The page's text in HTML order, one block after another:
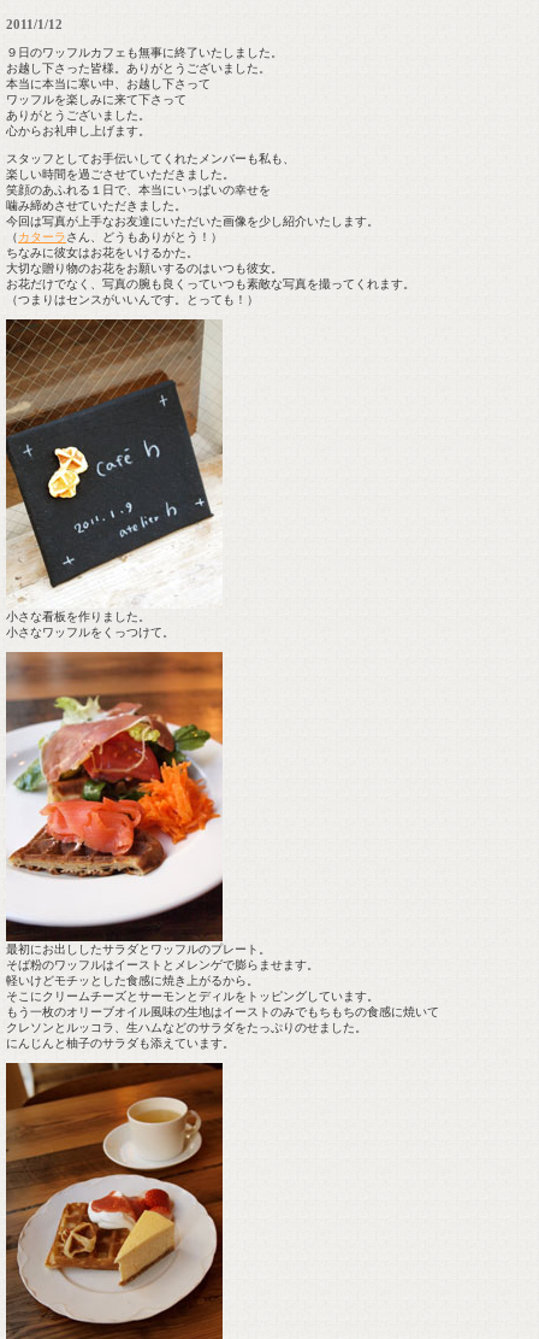
2011/1/12
９日のワッフルカフェも無事に終了いたしました。
お越し下さった皆様。ありがとうございました。
本当に本当に寒い中、お越し下さって
ワッフルを楽しみに来て下さって
ありがとうございました。
心からお礼申し上げます。
スタッフとしてお手伝いしてくれたメンバーも私も、
楽しい時間を過ごさせていただきました。
笑顔のあふれる１日で、本当にいっぱいの幸せを
噛み締めさせていただきました。
今回は写真が上手なお友達にいただいた画像を少し紹介いたします。
（カターラさん、どうもありがとう！）
ちなみに彼女はお花をいけるかた。
大切な贈り物のお花をお願いするのはいつも彼女。
お花だけでなく、写真の腕も良くっていつも素敵な写真を撮ってくれます。
（つまりはセンスがいいんです。とっても！）
小さな看板を作りました。
小さなワッフルをくっつけて。
最初にお出ししたサラダとワッフルのプレート。
そば粉のワッフルはイーストとメレンゲで膨らませます。
軽いけどモチッとした食感に焼き上がるから。
そこにクリームチーズとサーモンとディルをトッピングしています。
もう一枚のオリーブオイル風味の生地はイーストのみでもちもちの食感に焼いて
クレソンとルッコラ、生ハムなどのサラダをたっぷりのせました。
にんじんと柚子のサラダも添えています。